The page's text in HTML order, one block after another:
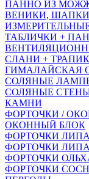
ПАННО ИЗ
ВЕНИКИ,
ТАБЛИЧКИ +
СЛАНИ + ТРАПИК
ГИМАЛАЙСКАЯ
СОЛЯНЫЕ
СОЛЯНЫЕ
КАМНИ
ФОРТОЧКИ /
ОКОННЫЙ БЛОК
ФОРТОЧКИ ЛИПА
ФОРТОЧКИ ЛИПА
ФОРТОЧКИ ОЛЬХА
ФОРТОЧКИ СОСНА